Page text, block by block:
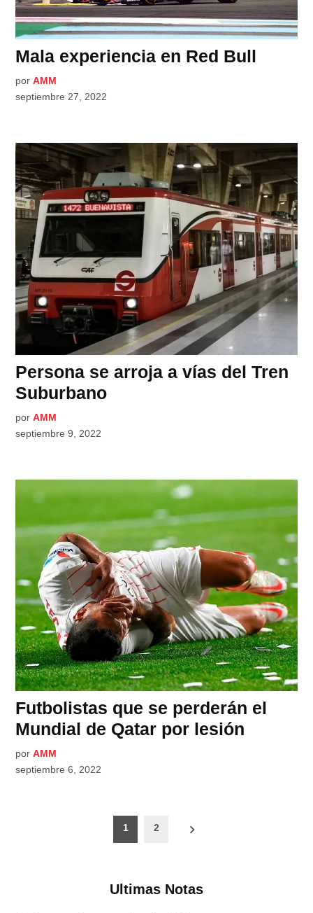
Mala experiencia en Red Bull
por AMM
septiembre 27, 2022
Persona se arroja a vías del Tren
Suburbano
por AMM
septiembre 9, 2022
Futbolistas que se perderán el
Mundial de Qatar por lesión
por AMM
septiembre 6, 2022
1 2
Ultimas Notas